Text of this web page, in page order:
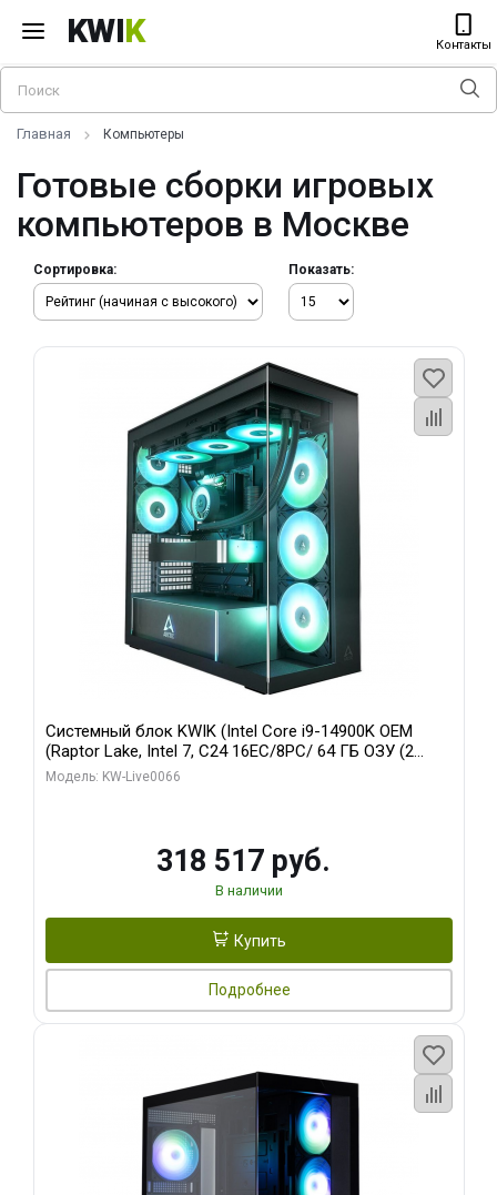
KWIK Контакты
Главная Компьютеры
Готовые сборки игровых
компьютеров в Москве
Сортировка: Показать:
Системный блок KWIK (Intel Core i9-14900K OEM
(Raptor Lake, Intel 7, C24 16EC/8PC/ 64 ГБ ОЗУ (2
модуля)/ Gigabyte RTX5080 XTREME WATERFORCE
Модель: KW-Live0066
318 517 руб.
В наличии
Купить
Подробнее